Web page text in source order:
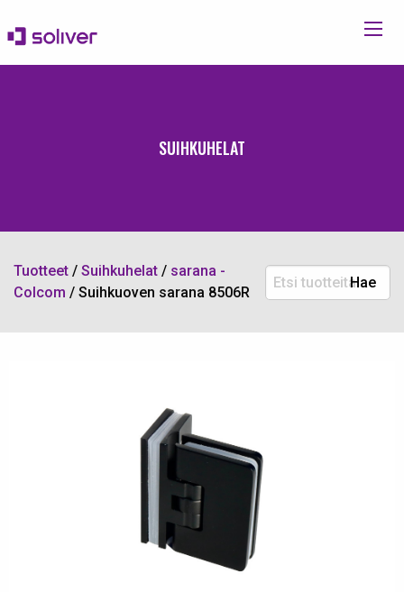
SUIHKUHELAT
Tuotteet / Suihkuhelat / sarana -
Colcom / Suihkuoven sarana 8506R
Etsi
tuotteita:
Hae